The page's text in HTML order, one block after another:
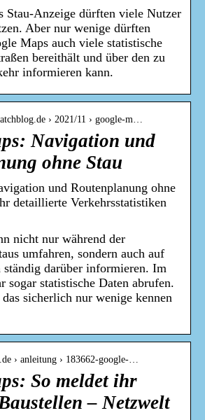
Stau-Anzeige dürften viele Nutzer
Aber nur wenige dürften
Maps auch viele statistische
bereithält und über den zu
informieren kann.
› 2021/11 › google-m…
Navigation und
ohne Stau
und Routenplanung ohne
detaillierte Verkehrsstatistiken
nicht nur während der
umfahren, sondern auch auf
darüber informieren. Im
sogar statistische Daten abrufen.
sicherlich nur wenige kennen
› anleitung › 183662-google-…
So meldet ihr
– Netzwelt